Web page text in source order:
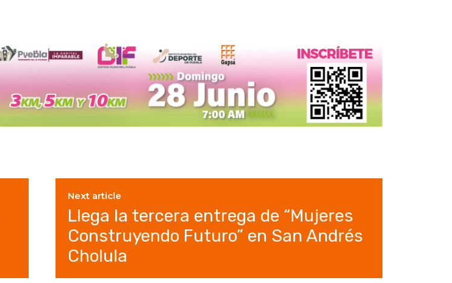
Next article
Llega la tercera entrega de “Mujeres
Construyendo Futuro” en San Andrés
Cholula